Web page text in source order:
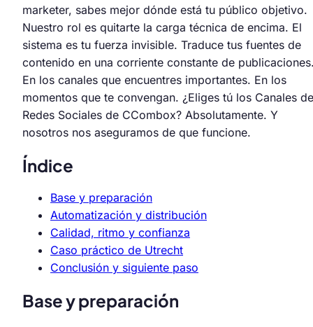
marketer, sabes mejor dónde está tu público objetivo.
Nuestro rol es quitarte la carga técnica de encima. El
sistema es tu fuerza invisible. Traduce tus fuentes de
contenido en una corriente constante de
En los canales que encuentres importantes. En los
momentos que te convengan. ¿Eliges tú los Canales de
Redes Sociales de CCombox? Absolutamente. Y
nosotros nos aseguramos de que funcione.
Índice
Base y preparación
Automatización y distribución
Calidad, ritmo y confianza
Caso práctico de Utrecht
Conclusión y siguiente paso
Base y preparación